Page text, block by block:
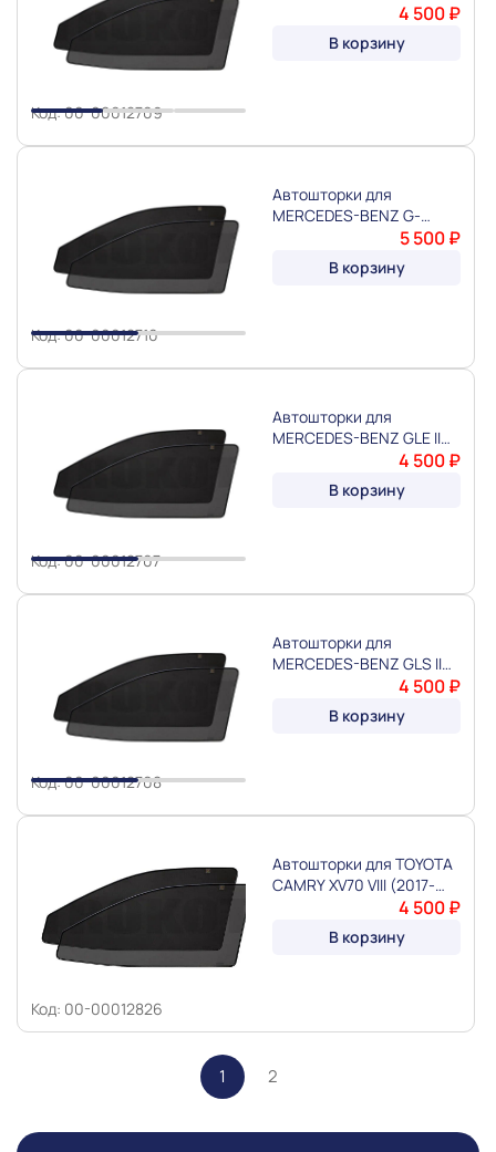
Slide 1 of 3
Код: 00-00012709
CLASS II W463 (1990-
2018) "TROKOT"
4 500 ₽
В корзину
Slide 1 of 2
Код: 00-00012710
Автошторки для
MERCEDES-BENZ G-
CLASS III W464 (2018-
2024) "TROKOT"
5 500 ₽
В корзину
Slide 1 of 2
Код: 00-00012707
Автошторки для
MERCEDES-BENZ GLE II
V167 (2018-) "TROKOT"
4 500 ₽
В корзину
Slide 1 of 2
Код: 00-00012708
Автошторки для
MERCEDES-BENZ GLS II
X167 (2019-) "TROKOT"
4 500 ₽
В корзину
Код: 00-00012826
Автошторки для TOYOTA
CAMRY XV70 VIII (2017-
4 500 ₽
В корзину
1 2